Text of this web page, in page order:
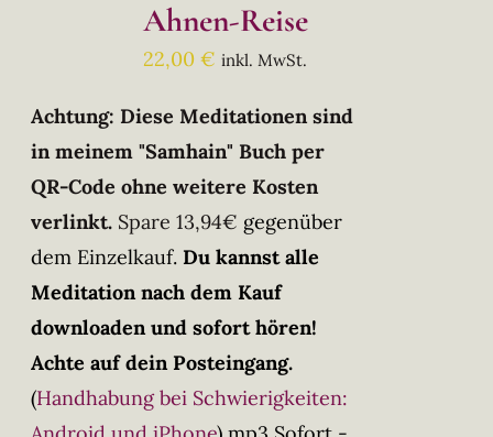
Ahnen-Reise
22,00€ inkl. MwSt.
Achtung: Diese Meditationen sind
in meinem "Samhain" Buch per
QR-Code ohne weitere Kosten
verlinkt. Spare 13,94€ gegenüber
dem Einzelkauf. Du kannst alle
Meditation nach dem Kauf
downloaden und sofort hören!
Achte auf dein Posteingang.
(Handhabung bei Schwierigkeiten: